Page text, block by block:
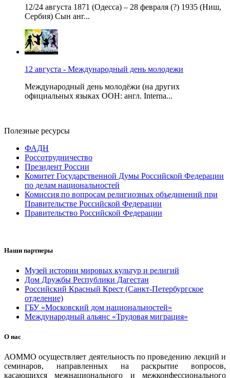
12/24 августа 1871 (Одесса) – 28 февраля (?) 1935 (Ниш,
Сербия) Сын анг...
12 августа - Международный день молодежи
Международный день молодёжи (на других
официальных языках ООН: англ. Interna...
Полезные ресурсы
ФАДН
Россотрудничество
Президент России
Комитет Государственной Думы Российской Федерации
по делам национальностей
Комиссия по вопросам религиозных объединений при
Правительстве Российской Федерации
Правительство Российской Федерации
Наши партнеры
Музей истории мировых культур и религий
Дом Дружбы Республики Дагестан
Российский Красный Крест (Санкт-Петербургское
отделение)
ГБУ «Московский дом национальностей»
Международный альянс «Трудовая миграция»
О нас
АОММО осуществляет деятельность по проведению лекций и
семинаров, направленных на раскрытие вопросов,
касающихся межнационального и межконфессионального